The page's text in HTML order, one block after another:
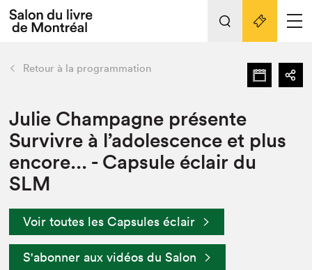
Espace exposant⋅e⋅s
L'événement
Préparer sa visite au Salon
Actualités
SLM PRO
retour Nos activités
Préparer sa visite
Salon au Palais
Salon dans la ville et en ligne
Projets partenaires
Liens pratiques
Retour à la programmation
Julie Champagne présente
Survivre à l’adolescence et plus
encore... - Capsule éclair du
SLM
Voir toutes les Capsules éclair
S'abonner aux vidéos du Salon